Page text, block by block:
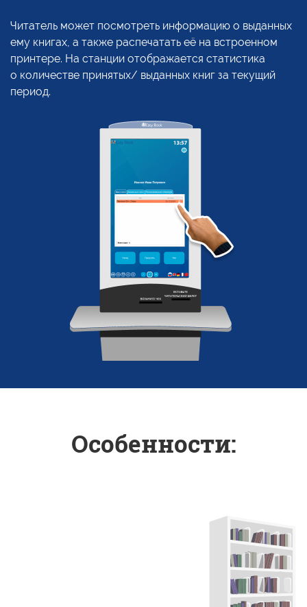
Читатель может посмотреть информацию о выданных
ему книгах, а также распечатать её на встроенном
принтере. На станции отображается статистика
о количестве принятых/ выданных книг за текущий
период.
Особенности: